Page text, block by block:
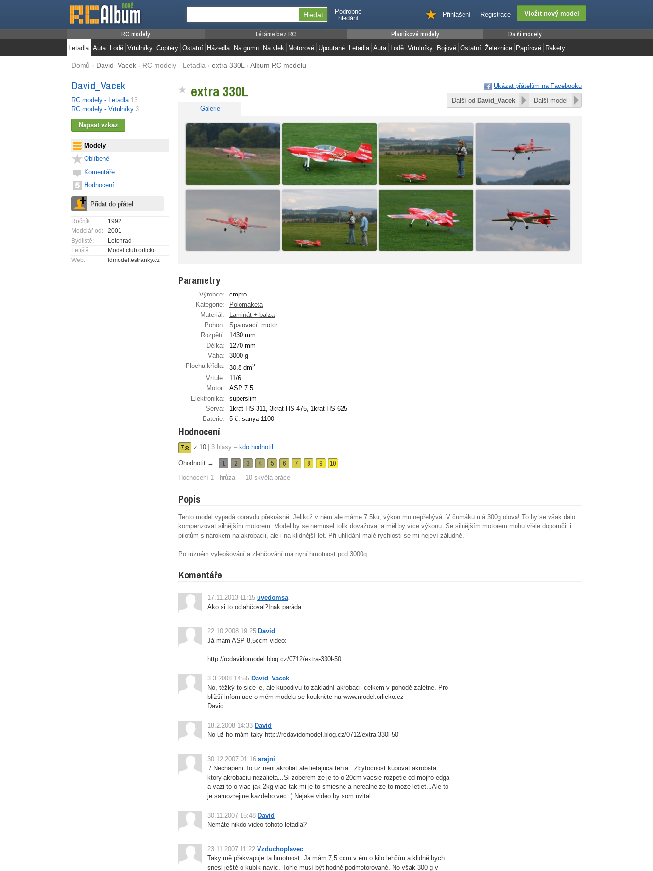
Podrobné
hledání
Registrace
Přihlášení
RC modely
Letadla Auta Lodě Vrtulníky Coptéry Ostatní
Létáme bez RC
Házedla Na gumu Na vlek Motorové Upoutané
Plastikové modely
Letadla Auta Lodě Vrtulníky Bojové Ostatní
Další modely
Železnice Papírové Rakety
Domů › David_Vacek › RC modely - Letadla › extra 330L › Album RC modelu
David_Vacek
RC modely - Letadla 13
RC modely - Vrtulníky 3
Modely
Oblíbené
Komentáře
Hodnocení
Ročník:
1992
Modelář od:
2001
Bydliště:
Letohrad
Letiště:
Model club orlicko
Web:
ldmodel.estranky.cz
Ukázat přátelům na Facebooku
Další od David_Vacek Další model
extra 330L
Galerie
Parametry
Výrobce:
cmpro
Kategorie:
Polomaketa
Materiál:
Laminát + balza
Pohon:
Spalovací ­ motor
Rozpětí:
1430 mm
Délka:
1270 mm
Váha:
3000 g
Plocha křídla:
30.8 dm2
Vrtule:
11/6
Motor:
ASP 7.5
Elektronika:
superslim
Serva:
1krat HS-311, 3krat HS 475, 1krat HS-625
Baterie:
5 č. sanya 1100
Hodnocení
7.33 z 10 3 hlasy – kdo hodnotil
Ohodnotit → 1 2 3 4 5 6 7 8 9 10
Hodnocení 1 - hrůza — 10 skvělá práce
Popis
Tento model vypadá opravdu překrásně. Jelikož v něm ale máme 7.5ku, výkon mu nepřebývá. V čumáku má 300g olova! To by se však dalo
kompenzovat silnějším motorem. Model by se nemusel tolik dovažovat a měl by více výkonu. Se silnějším motorem mohu vřele doporučit i
pilotům s nárokem na akrobacii, ale i na klidnější let. Při uhlídání malé rychlosti se mi nejeví záludně.
Po různém vylepšování a zlehčování má nyní hmotnost pod 3000g
Komentáře
17.11.2013 11:15 uvedomsa
Ako si to odlahčoval?Inak paráda.
22.10.2008 19:25 David
Já mám ASP 8,5ccm video:
http://rcdavidomodel.blog.cz/0712/extra-330l-50
3.3.2008 14:55 David_Vacek
No, těžký to sice je, ale kupodivu to základní akrobacii celkem v pohodě zalétne. Pro
bližší informace o mém modelu se koukněte na www.model.orlicko.cz
David
18.2.2008 14:33 David
No už ho mám taky http://rcdavidomodel.blog.cz/0712/extra-330l-50
30.12.2007 01:16 srajni
:/ Nechapem.To uz neni akrobat ale lietajuca tehla...Zbytocnost kupovat akrobata
ktory akrobaciu nezalieta...Si zoberem ze je to o 20cm vacsie rozpetie od mojho edga
a vazi to o viac jak 2kg viac tak mi je to smiesne a nerealne ze to moze letiet...Ale to
je samozrejme kazdeho vec :) Nejake video by som uvital...
30.11.2007 15:48 David
Nemáte nikdo video tohoto letadla?
23.11.2007 11:22 Vzduchoplavec
Taky mě překvapuje ta hmotnost. Já mám 7,5 ccm v éru o kilo lehčím a klidně bych
snesl ještě o kubík navíc. Tohle musí být hodně podmotorované. No však 300 g v